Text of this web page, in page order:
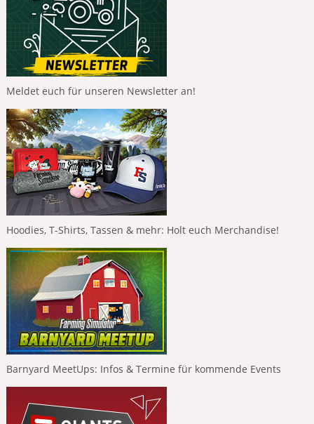
Meldet euch für unseren Newsletter an!
Hoodies, T-Shirts, Tassen & mehr: Holt euch Merchandise!
Barnyard MeetUps: Infos & Termine für kommende Events